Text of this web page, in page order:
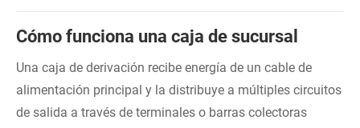
Cómo funciona una caja de sucursal
Una caja de derivación recibe energía de un cable de
alimentación principal y la distribuye a múltiples circuitos
de salida a través de terminales o barras colectoras